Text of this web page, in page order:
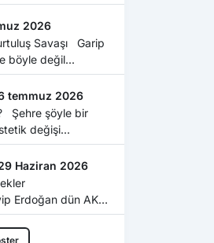
2026
Savaşı Garip
memlekette. Öyle böyle değil...
temmuz 2026
değişi...
Haziran 2026
Erdoğan dün AKP